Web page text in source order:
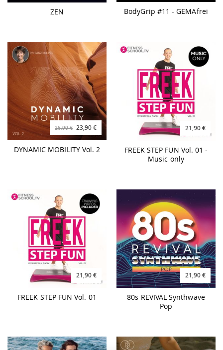
ZEN BodyGrip #11 - GEMAfrei
26,90 € 23,90 €
DYNAMIC MOBILITY Vol. 2
21,90 €
FREEK STEP FUN Vol. 01 -
Music only
21,90 €
FREEK STEP FUN Vol. 01
21,90 €
80s REVIVAL Synthwave
Pop